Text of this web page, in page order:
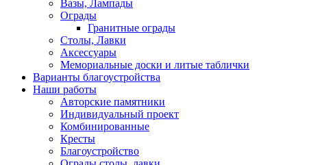
Вазы, Лампады
Ограды
Гранитные ограды
Столы, Лавки
Аксессуары
Мемориальные доски и литые таблички
Варианты благоустройства
Наши работы
Авторские памятники
Индивидуальный проект
Комбинированные
Кресты
Благоустройство